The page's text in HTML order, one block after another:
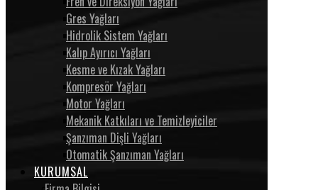
Gres Yağları
Hidrolik Sistem Yağları
Kalıp Ayırıcı Yağları
Kesme ve Kızak Yağları
Kompresör Yağları
Motor Yağları
Mekanik Katkıları ve Temizleyiciler
Şanzıman Dişli Yağları
Otomatik Şanzıman Yağları
KURUMSAL